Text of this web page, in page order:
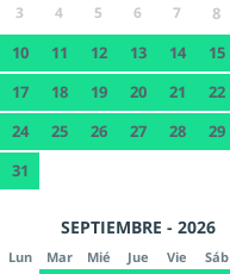
3
4 5 6 7 8
10
11 12 13 14 15
17
18 19 20 21 22
24
25 26 27 28 29
31
SEPTIEMBRE - 2026
Lun Mar Mié Jue Vie Sáb